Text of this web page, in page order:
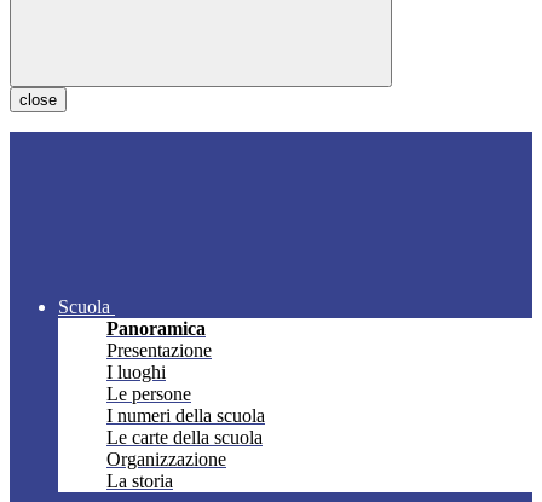
close
Scuola
Panoramica
Presentazione
I luoghi
Le persone
I numeri della scuola
Le carte della scuola
Organizzazione
La storia